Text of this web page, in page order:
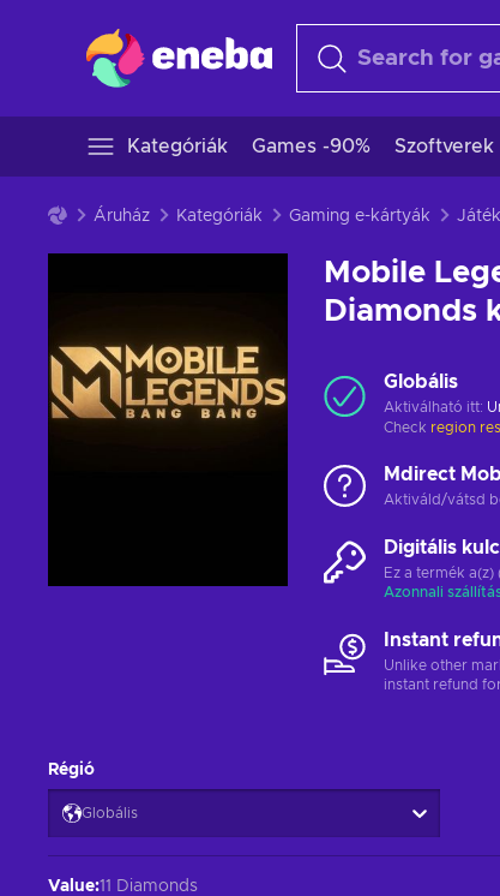
Kategóriák Games -90% Szoftverek
Áruház Kategóriák Gaming e-kártyák
Mobile
Diamonds
Globális
Aktiválható itt:
Check region
Mdirect
Aktiváld/vátsd
Digitális
Ez a termék a(z)
Azonnali
Instant
Unlike other
instant refund
Régió
Globális
Value:11 Diamonds